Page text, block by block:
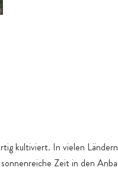
kultiviert. In vielen
Zeit in den